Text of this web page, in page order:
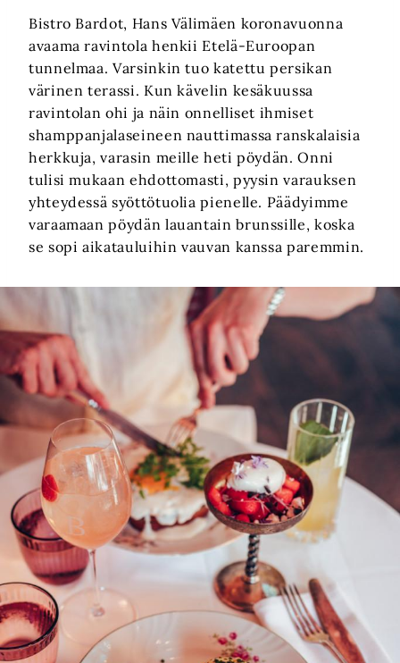
Bistro Bardot, Hans Välimäen koronavuonna
avaama ravintola henkii Etelä-Euroopan
tunnelmaa. Varsinkin tuo katettu persikan
värinen terassi. Kun kävelin kesäkuussa
ravintolan ohi ja näin onnelliset ihmiset
shamppanjalaseineen nauttimassa ranskalaisia
herkkuja, varasin meille heti pöydän. Onni
tulisi mukaan ehdottomasti, pyysin varauksen
yhteydessä syöttötuolia pienelle. Päädyimme
varaamaan pöydän lauantain brunssille, koska
se sopi aikatauluihin vauvan kanssa paremmin.